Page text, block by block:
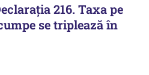
216. Taxa pe
se triplează în